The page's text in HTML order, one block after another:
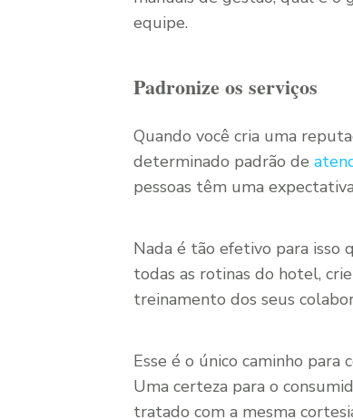
equipe.
Padronize os serviços
Quando você cria uma
determinado padrão de
pessoas têm uma
Nada é tão efetivo para isso
todas as rotinas do hotel,
treinamento dos seus
Esse é o único caminho
Uma certeza para o
tratado com a mesma